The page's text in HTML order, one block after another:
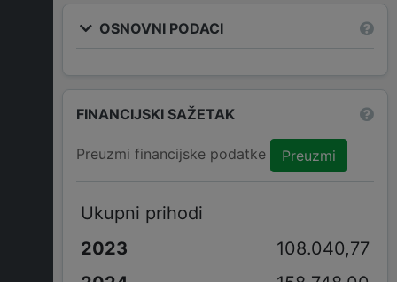
OSNOVNI PODACI
FINANCIJSKI SAŽETAK
Preuzmi financijske podatke Preuzmi
Ukupni prihodi
108.040,77